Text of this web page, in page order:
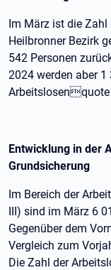
Im März ist die
Heilbronner Bezirk
542 Personen
2024 werden aber
Arbeitslosenquote
Entwicklung in der
Grundsicherung
Im Bereich der
III) sind im März 6
Gegenüber dem
Vergleich zum
Die Zahl der